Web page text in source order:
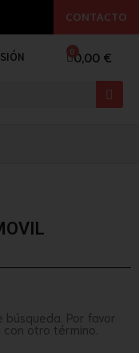
CONTACTO
0,00 €
búsqueda. Por favor
otro término.